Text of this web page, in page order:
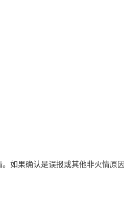
如果确认是误报或其他非火情原